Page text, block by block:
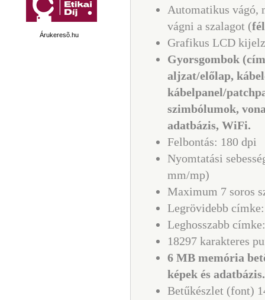
Árukeresõ.hu
Automatikus vágó,
vágni a szalagot (
Grafikus LCD
Gyorsgombok
aljzat/előlap,
kábelpanel/
szimbólumok,
adatbázis, WiFi.
Felbontás: 180 dpi
Nyomtatási
mm/mp)
Maximum 7 soros
Legrövidebb
Leghosszabb
18297 karakteres
6 MB memória
képek és adatbázis.
Betűkészlet (font)